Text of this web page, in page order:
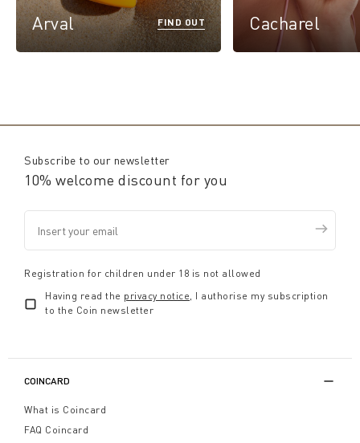
Arval FIND OUT Cacharel
Subscribe to our newsletter
10% welcome discount for you
Registration for children under 18 is not allowed
Having read the privacy notice, I authorise my subscription
to the Coin newsletter
COINCARD
What is Coincard
FAQ Coincard